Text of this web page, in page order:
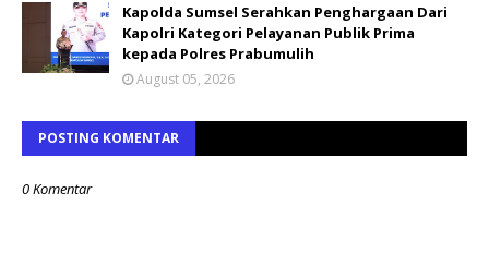
Kapolda Sumsel Serahkan Penghargaan Dari
Kapolri Kategori Pelayanan Publik Prima
kepada Polres Prabumulih
August 05, 2026
POSTING KOMENTAR
0 Komentar